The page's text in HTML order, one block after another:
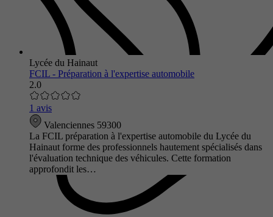
Lycée du Hainaut
FCIL - Préparation à l'expertise automobile
2.0
1 avis
Valenciennes 59300
La FCIL préparation à l'expertise automobile du Lycée du
Hainaut forme des professionnels hautement spécialisés dans
l'évaluation technique des véhicules. Cette formation
approfondit les…